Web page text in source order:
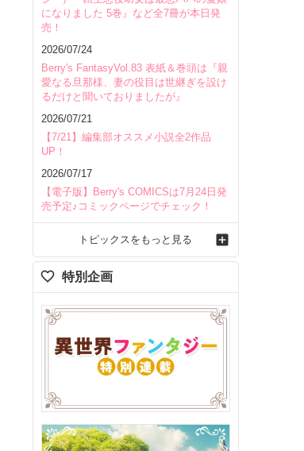
になりました 5巻』など全7冊が本日発
売！
2026/07/24
Berry's FantasyVol.83 表紙＆巻頭は『親
愛なる旦那様、妻の役目は世継ぎを設け
るだけと聞いておりましたが』
2026/07/21
【7/21】編集部オススメ小説全2作品
UP！
2026/07/17
【電子版】Berry's COMICSは7月24日発
売予定♪コミックページでチェック！
トピックスをもっと見る
特別企画